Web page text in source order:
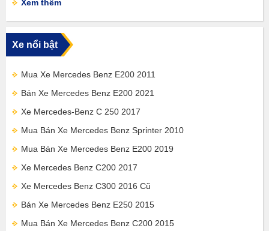
Xem thêm
Xe nổi bật
Mua Xe Mercedes Benz E200 2011
Bán Xe Mercedes Benz E200 2021
Xe Mercedes-Benz C 250 2017
Mua Bán Xe Mercedes Benz Sprinter 2010
Mua Bán Xe Mercedes Benz E200 2019
Xe Mercedes Benz C200 2017
Xe Mercedes Benz C300 2016 Cũ
Bán Xe Mercedes Benz E250 2015
Mua Bán Xe Mercedes Benz C200 2015